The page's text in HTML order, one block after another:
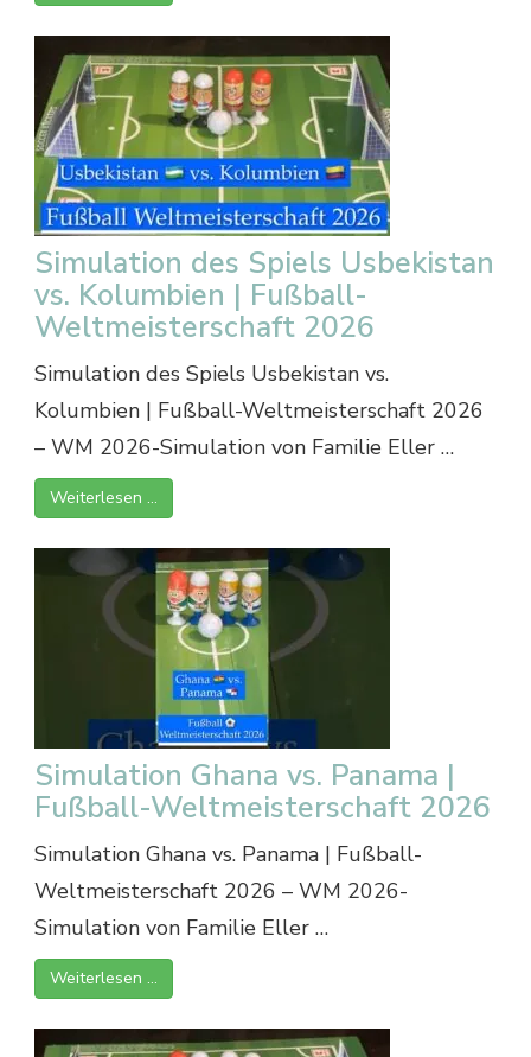
Simulation des Spiels Usbekistan
vs. Kolumbien | Fußball-
Weltmeisterschaft 2026
Simulation des Spiels Usbekistan vs.
Kolumbien | Fußball-Weltmeisterschaft 2026
– WM 2026-Simulation von Familie Eller …
Weiterlesen …
Simulation Ghana vs. Panama |
Fußball-Weltmeisterschaft 2026
Simulation Ghana vs. Panama | Fußball-
Weltmeisterschaft 2026 – WM 2026-
Simulation von Familie Eller …
Weiterlesen …